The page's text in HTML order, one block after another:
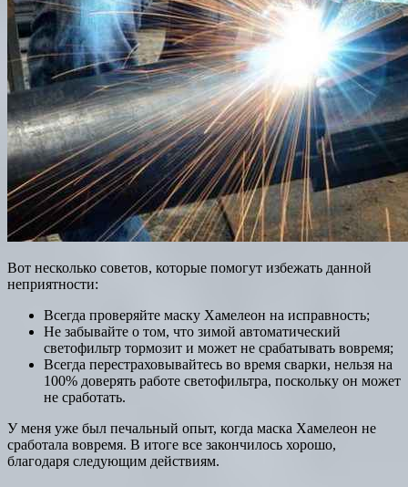
Вот несколько советов, которые помогут избежать данной
неприятности:
Всегда проверяйте маску Хамелеон на исправность;
Не забывайте о том, что зимой автоматический
светофильтр тормозит и может не срабатывать вовремя;
Всегда перестраховывайтесь во время сварки, нельзя на
100% доверять работе светофильтра, поскольку он может
не сработать.
У меня уже был печальный опыт, когда маска Хамелеон не
сработала вовремя. В итоге все закончилось хорошо,
благодаря следующим действиям.